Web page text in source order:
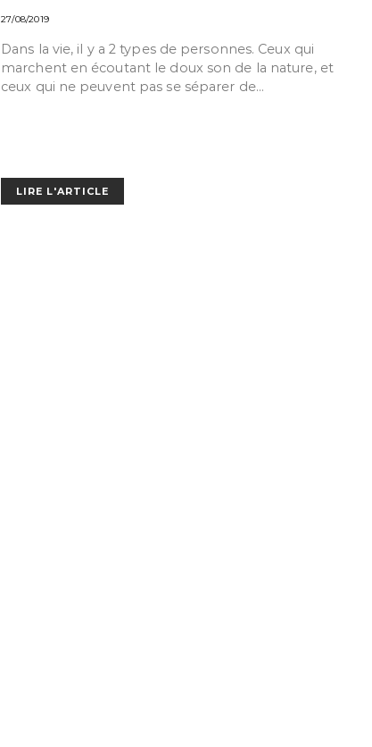
27/08/2019
Dans la vie, il y a 2 types de personnes. Ceux qui
marchent en écoutant le doux son de la nature, et
ceux qui ne peuvent pas se séparer de…
LIRE L'ARTICLE